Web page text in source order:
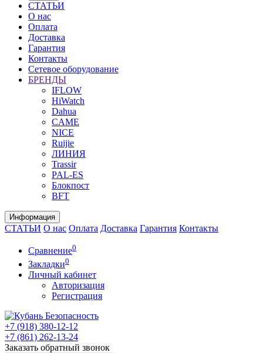
СТАТЬИ
О нас
Оплата
Доставка
Гарантия
Контакты
Сетевое оборудование
БРЕНДЫ
IFLOW
HiWatch
Dahua
CAME
NICE
Ruijie
ЛИНИЯ
Trassir
PAL-ES
Блокпост
BFT
Информация
СТАТЬИ О нас Оплата Доставка Гарантия Контакты
Сравнение0
Закладки0
Личный кабинет
Авторизация
Регистрация
+7 (918) 380-12-12
+7 (861) 262-13-24
Заказать обратный звонок